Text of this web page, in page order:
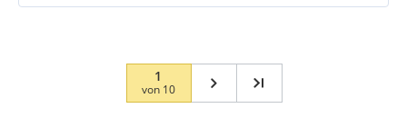
1
von 10